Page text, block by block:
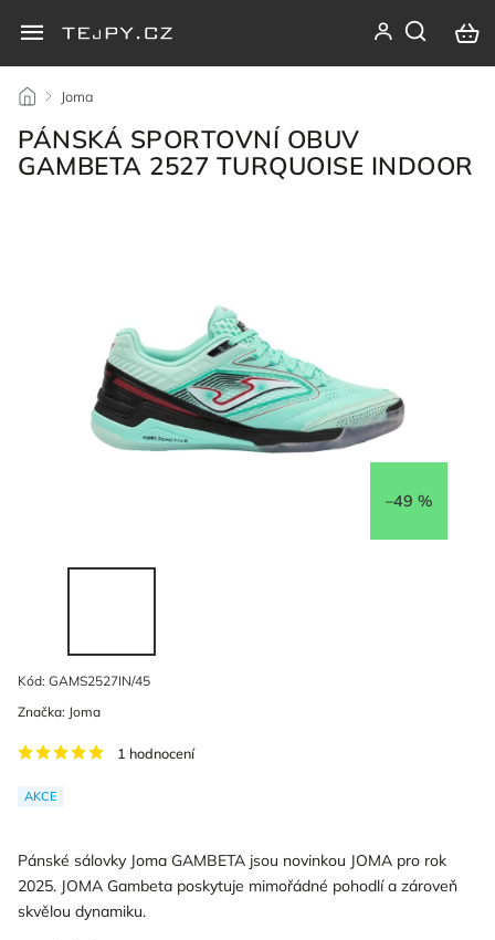
/ Joma
PÁNSKÁ SPORTOVNÍ OBUV
GAMBETA 2527 TURQUOISE INDOOR
–49 %
Kód: GAMS2527IN/45
AKCE
1 hodnocení
Pánské sálovky Joma GAMBETA jsou novinkou JOMA pro rok
2025. JOMA Gambeta poskytuje mimořádné pohodlí a zároveň
skvělou dynamiku.
Značka: Joma